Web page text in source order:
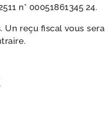
n° 00051861345 24.
Un reçu fis­cal vous sera